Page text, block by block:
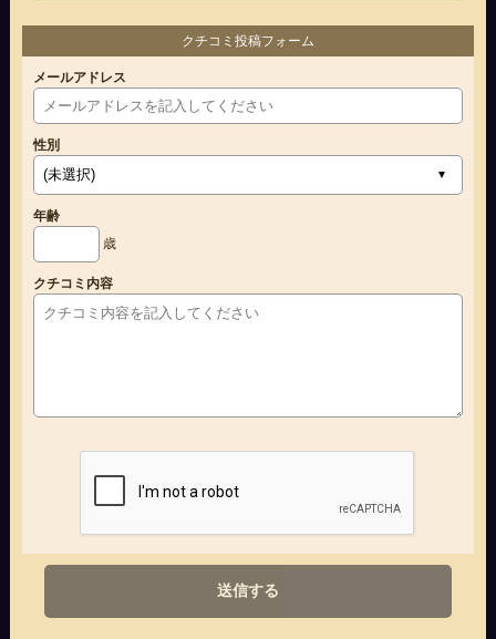
クチコミ投稿フォーム
メールアドレス
性別
年齢
歳
クチコミ内容
送信する